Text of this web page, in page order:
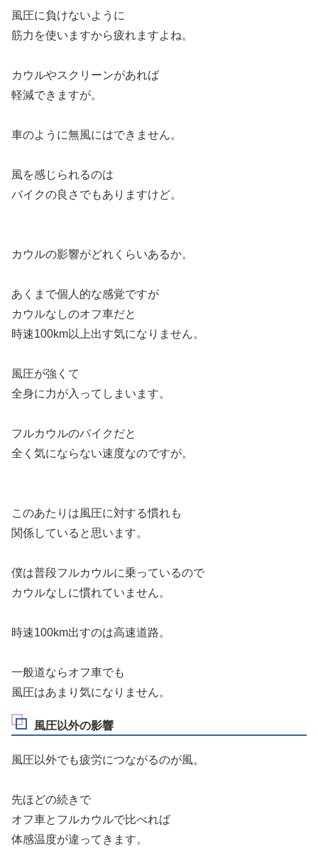
風圧に負けないように
筋力を使いますから疲れますよね。
カウルやスクリーンがあれば
軽減できますが。
車のように無風にはできません。
風を感じられるのは
バイクの良さでもありますけど。
カウルの影響がどれくらいあるか。
あくまで個人的な感覚ですが
カウルなしのオフ車だと
時速100km以上出す気になりません。
風圧が強くて
全身に力が入ってしまいます。
フルカウルのバイクだと
全く気にならない速度なのですが。
このあたりは風圧に対する慣れも
関係していると思います。
僕は普段フルカウルに乗っているので
カウルなしに慣れていません。
時速100km出すのは高速道路。
一般道ならオフ車でも
風圧はあまり気になりません。
風圧以外の影響
風圧以外でも疲労につながるのが風。
先ほどの続きで
オフ車とフルカウルで比べれば
体感温度が違ってきます。